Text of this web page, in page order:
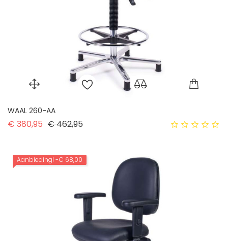
WAAL 260-AA
€ 380,95 Normale prijs
€ 462,95Prijs
Aanbieding! -€ 68,00